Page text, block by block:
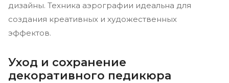
дизайны. Техника аэрографии идеальна для
создания креативных и художественных
эффектов.
Уход и сохранение
декоративного педикюра